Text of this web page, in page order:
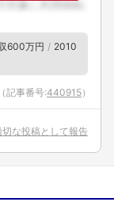
600万円
2010
（記事番号:440915）
切な投稿として報告